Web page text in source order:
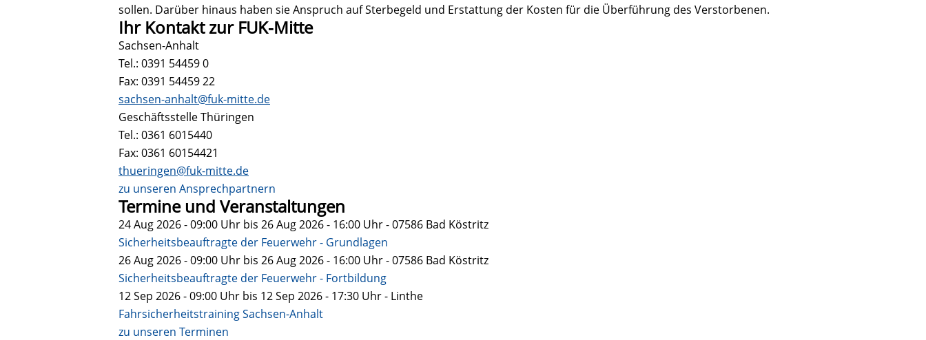
sollen. Darüber hinaus haben sie Anspruch auf Sterbegeld und Erstattung der Kosten für die Überführung des Verstorbenen.
Ihr Kontakt zur FUK-Mitte
Sachsen-Anhalt
Tel.: 0391 54459 0
Fax: 0391 54459 22
sachsen-anhalt@fuk-mitte.de
Geschäftsstelle Thüringen
Tel.: 0361 6015440
Fax: 0361 60154421
thueringen@fuk-mitte.de
zu unseren Ansprechpartnern
Termine und Veranstaltungen
24 Aug 2026 - 09:00 Uhr bis 26 Aug 2026 - 16:00 Uhr- 07586 Bad Köstritz
Sicherheitsbeauftragte der Feuerwehr - Grundlagen
26 Aug 2026 - 09:00 Uhr bis 26 Aug 2026 - 16:00 Uhr- 07586 Bad Köstritz
Sicherheitsbeauftragte der Feuerwehr - Fortbildung
12 Sep 2026 - 09:00 Uhr bis 12 Sep 2026 - 17:30 Uhr- Linthe
Fahrsicherheitstraining Sachsen-Anhalt
zu unseren Terminen